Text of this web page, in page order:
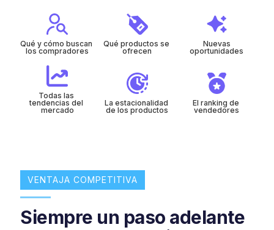
Qué y cómo buscan
los compradores
Qué productos se
ofrecen
Nuevas
oportunidades
Todas las
tendencias del
mercado
La estacionalidad
de los productos
El ranking de
vendedores
VENTAJA COMPETITIVA
Siempre un paso adelante